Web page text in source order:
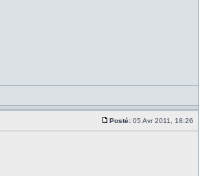
Posté: 05 Avr 2011, 18:26